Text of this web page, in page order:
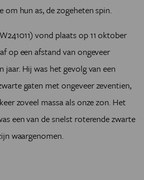
hun as, de zogeheten spin.
vond plaats op 11 oktober
op een afstand van ongeveer
Hij was het gevolg van een
gaten met ongeveer zeventien,
zoveel massa als onze zon. Het
een van de snelst roterende zwarte
waargenomen.